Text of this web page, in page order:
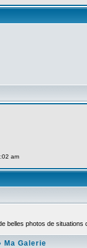
am
belles photos de situations
Ma Galerie